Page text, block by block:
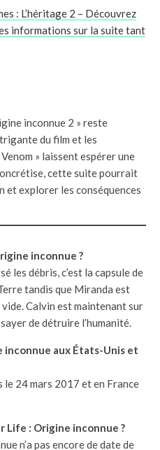
: L’héritage 2 – Découvrez
informations sur la suite tant
inconnue 2 » reste
du film et les
» laissent espérer une
cette suite pourrait
et explorer les conséquences
inconnue ?
les débris, c’est la capsule de
tandis que Miranda est
Calvin est maintenant sur
de détruire l’humanité.
inconnue aux États-Unis et
24 mars 2017 et en France
Life : Origine inconnue ?
n’a pas encore de date de